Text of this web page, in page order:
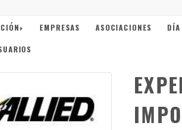
EMPRESAS ASOCIACIONES